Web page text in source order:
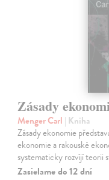
Zásady
Menger Carl | Kniha
Zásady ekonomie
ekonomie a rakouské
systematicky rozvíjí teorii
Zasielame do 12 dní